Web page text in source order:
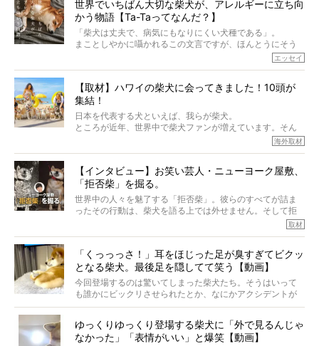
世界でいちばん大切な柴犬が、アレルギーに立ち向
かう物語【Ta-Taってなんだ？】
「柴犬は丈夫で、病気にもなりにくい犬種である」。
まことしやかに囁かれるこの文言ですが、ほんとうにそう
もちろん、犬種としての完成度がとてつもなく高い柴犬だ
でも、いざそれぞれの個体を見ていくと、丈夫で病気にも
なりにくい、とは言えないような気もするのです。
実際に「病気にならない」などということはないし、飼い
主はそのためにやるべきことがある。
今回は、柴犬に関わる方たちすべてに読んで欲しい、ある
ご本人からのレポートは、愛情たっぷりで示唆に富んだ物
語でした。
※文章はご本人の了承を得て編集しています
※画像はすべてイメージです
※この記事は個人の感想であり、効果・効能を示すものではありません
エッセイ
【取材】ハワイの柴犬に会ってきました！10頭が
集結！
日本を代表する犬といえば、我らが柴犬。
ところが近年、世界中で柴犬ファンが増えています。そん
な中「柴犬ライフ」が目をつけたのは、南の楽園ハワイ。
柴犬オーナーが多く、定期的にオフ会まで開催されている
そんな噂を聞きつけ、今回はハワイの柴犬たちを取材して
きました！
海外取材
【インタビュー】お笑い芸人・ニューヨーク屋敷、
「拒否柴」を掘る。
世界中の人々を魅了する「拒否柴」。彼らのすべてが詰ま
ったその行動は、柴犬を語る上では外せません。そして拒
否柴がここまで話題になるのは、“映える”ことも理由のひと
がるのでしょうか。
最近版画製作を始めた、お笑いコンビ「ニューヨーク」の
屋敷裕政さんに、拒否柴を掘っていただきました！ イン
タビューと合わせてご覧ください。
取材
「くっっっさ！」耳をほじった足が臭すぎてビクッ
となる柴犬。最後足を隠してて笑う【動画】
今回登場するのは驚いてしまった柴犬たち。そうはいって
も誰かにビックリさせられたとか、なにかアクシデントが
起きたとか、そういうことが原因ではありません。全ての
ゆっくりゆっくり登場する柴犬に「外で見るんじゃ
なかった」「表情がいい」と爆笑【動画】